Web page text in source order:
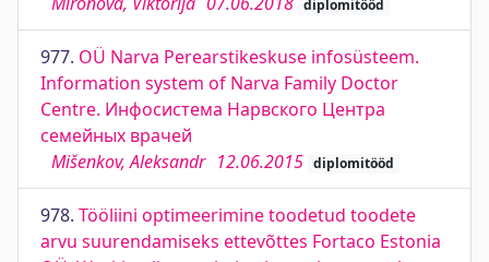
diplomitööd
977. OÜ Narva Perearstikeskuse infosüsteem.
Information system of Narva Family Doctor
Centre. Инфосистема Нарвского Центра
семейных врачей
Mišenkov, Aleksandr 12.06.2015 diplomitööd
978. Tööliini optimeerimine toodetud toodete
arvu suurendamiseks ettevõttes Fortaco Estonia